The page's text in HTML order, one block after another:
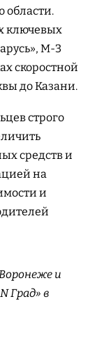
области.
ключевых
М-3
скоростной
до Казани.
строго
средств и
на
и
и
Град» в